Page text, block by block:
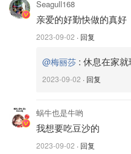
但是要控制不能吃太多哦！
Seagull168
亲爱的好勤快做的真好
2023-09-02 · 回复
@梅丽莎 : 休息在家
2023-09-02 · 回复
蜗牛也是牛哟
我想要吃豆沙的
2023-09-02 · 回复